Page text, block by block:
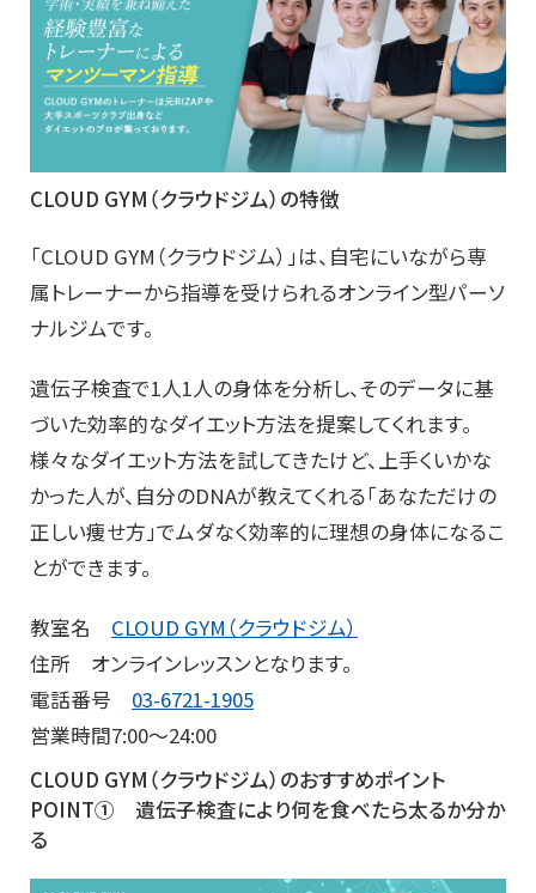
CLOUD GYM（クラウドジム）の特徴
「CLOUD GYM（クラウドジム）」は、自宅にいながら専
属トレーナーから指導を受けられるオンライン型パーソ
ナルジムです。
遺伝子検査で1人1人の身体を分析し、そのデータに基
づいた効率的なダイエット方法を提案してくれます。
様々なダイエット方法を試してきたけど、上手くいかな
かった人が、自分のDNAが教えてくれる「あなただけの
正しい痩せ方」でムダなく効率的に理想の身体になるこ
とができます。
教室名 CLOUD GYM（クラウドジム）
住所 オンラインレッスンとなります。
電話番号 03-6721-1905
営業時間7:00～24:00
CLOUD GYM（クラウドジム）のおすすめポイント
POINT① 遺伝子検査により何を食べたら太るか分か
る